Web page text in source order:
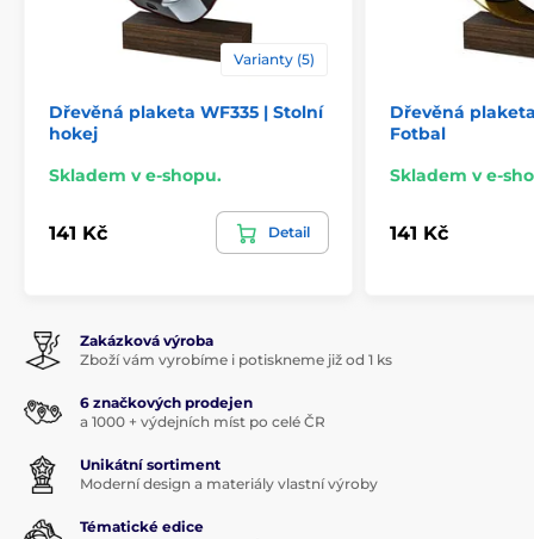
Varianty (5)
Dřevěná plaketa WF335 | Stolní
hokej
Skladem v e-shopu.
141 Kč Detail
Dřevěná
Fotbal
Skladem v e-
141 Kč
Zakázková výroba
Zboží vám vyrobíme i potiskneme již od 1 ks
6 značkových prodejen
a 1000 + výdejních míst po celé ČR
Unikátní sortiment
Moderní design a materiály vlastní výroby
Tématické edice